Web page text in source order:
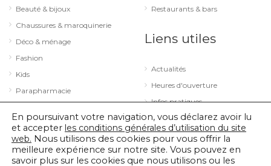
Beauté & bijoux
Chaussures & maroquinerie
Déco & ménage
Fashion
Kids
Parapharmacie
Sport & loisirs
Technologie & optique
Restaurants & bars
Liens utiles
Actualités
Heures d'ouverture
Infos pratiques
En poursuivant votre navigation, vous déclarez avoir lu
et accepter les conditions générales d’utilisation du site
web. Nous utilisons des cookies pour vous offrir la
meilleure expérience sur notre site. Vous pouvez en
savoir plus sur les cookies que nous utilisons ou les